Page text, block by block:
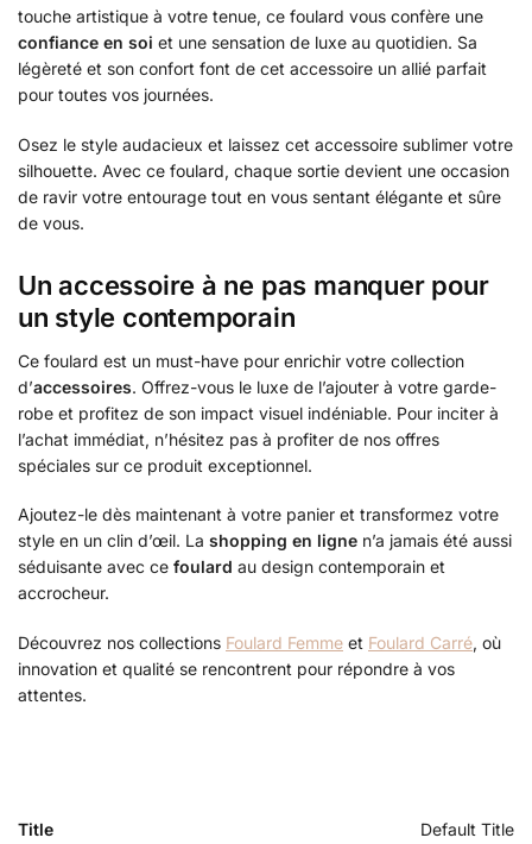
touche artistique à votre tenue, ce foulard vous confère une
confiance en soi et une sensation de luxe au quotidien. Sa
légèreté et son confort font de cet accessoire un allié parfait
pour toutes vos journées.
Osez le style audacieux et laissez cet accessoire sublimer votre
silhouette. Avec ce foulard, chaque sortie devient une occasion
de ravir votre entourage tout en vous sentant élégante et sûre
de vous.
Un accessoire à ne pas manquer pour
un style contemporain
Ce foulard est un must-have pour enrichir votre collection
d’accessoires. Offrez-vous le luxe de l’ajouter à votre garde-
robe et profitez de son impact visuel indéniable. Pour inciter à
l’achat immédiat, n’hésitez pas à profiter de nos offres
spéciales sur ce produit exceptionnel.
Ajoutez-le dès maintenant à votre panier et transformez votre
style en un clin d’œil. La shopping en ligne n’a jamais été aussi
séduisante avec ce foulard au design contemporain et
accrocheur.
Découvrez nos collections Foulard Femme et Foulard Carré, où
innovation et qualité se rencontrent pour répondre à vos
attentes.
Title Default Title